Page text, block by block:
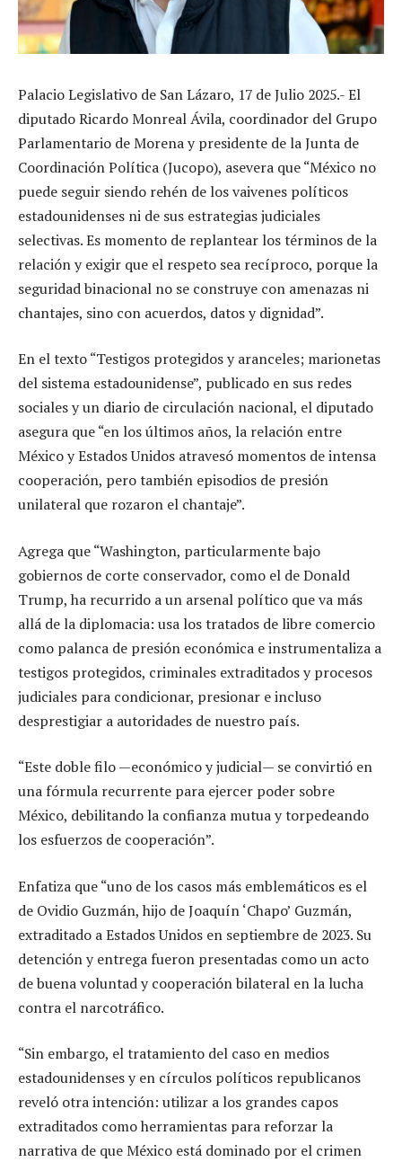
Palacio Legislativo de San Lázaro, 17 de Julio 2025.- El
diputado Ricardo Monreal Ávila, coordinador del Grupo
Parlamentario de Morena y presidente de la Junta de
Coordinación Política (Jucopo), asevera que “México no
puede seguir siendo rehén de los vaivenes políticos
estadounidenses ni de sus estrategias judiciales
selectivas. Es momento de replantear los términos de la
relación y exigir que el respeto sea recíproco, porque la
seguridad binacional no se construye con amenazas ni
chantajes, sino con acuerdos, datos y dignidad”.
En el texto “Testigos protegidos y aranceles; marionetas
del sistema estadounidense”, publicado en sus redes
sociales y un diario de circulación nacional, el diputado
asegura que “en los últimos años, la relación entre
México y Estados Unidos atravesó momentos de intensa
cooperación, pero también episodios de presión
unilateral que rozaron el chantaje”.
Agrega que “Washington, particularmente bajo
gobiernos de corte conservador, como el de Donald
Trump, ha recurrido a un arsenal político que va más
allá de la diplomacia: usa los tratados de libre comercio
como palanca de presión económica e instrumentaliza a
testigos protegidos, criminales extraditados y procesos
judiciales para condicionar, presionar e incluso
desprestigiar a autoridades de nuestro país.
“Este doble filo —económico y judicial— se convirtió en
una fórmula recurrente para ejercer poder sobre
México, debilitando la confianza mutua y torpedeando
los esfuerzos de cooperación”.
Enfatiza que “uno de los casos más emblemáticos es el
de Ovidio Guzmán, hijo de Joaquín ‘Chapo’ Guzmán,
extraditado a Estados Unidos en septiembre de 2023. Su
detención y entrega fueron presentadas como un acto
de buena voluntad y cooperación bilateral en la lucha
contra el narcotráfico.
“Sin embargo, el tratamiento del caso en medios
estadounidenses y en círculos políticos republicanos
reveló otra intención: utilizar a los grandes capos
extraditados como herramientas para reforzar la
narrativa de que México está dominado por el crimen